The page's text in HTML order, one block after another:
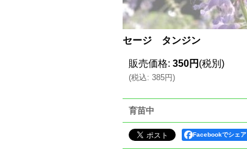
セージ タンジン
販売価格: 350円 (税別)
(税込: 385円)
育苗中
Facebookでシェア